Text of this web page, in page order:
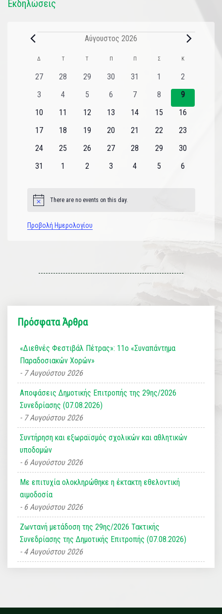
Εκδηλώσεις
Αύγουστος 2026
Ημερολόγιο
του
Εκδηλώσεις
Δ Τ Τ Π Π Σ Κ
0
27
0
28
0
29
0
30
0
31
0
εκδηλώσεις
1
0
εκδηλώσεις
2
0
3
0
4
0
5
0
6
0
εκδηλώσεις
7
0
εκδηλώσεις
8
0
εκδηλώσεις
9
0
10
0
11
0
12
0
13
0
14
0
15
0
16
0
17
0
18
0
19
0
20
0
21
0
22
0
23
0
24
0
25
0
26
0
27
0
28
0
29
0
30
0
31
0
1
0
2
0
3
0
4
0
5
0
6
Notice There are no events on this day.
Προβολή Ημερολογίου
Πρόσφατα Άρθρα
«Διεθνές Φεστιβάλ Πέτρας»: 11ο «Συναπάντημα
Παραδοσιακών Χορών»
7 Αυγούστου 2026
Αποφάσεις Δημοτικής Επιτροπής της 29ης/2026
Συνεδρίασης (07.08.2026)
7 Αυγούστου 2026
Συντήρηση και εξωραϊσμός σχολικών και αθλητικών
υποδομών
6 Αυγούστου 2026
Με επιτυχία ολοκληρώθηκε η έκτακτη εθελοντική
αιμοδοσία
6 Αυγούστου 2026
Ζωντανή μετάδοση της 29ης/2026 Τακτικής
Συνεδρίασης της Δημοτικής Επιτροπής (07.08.2026)
4 Αυγούστου 2026